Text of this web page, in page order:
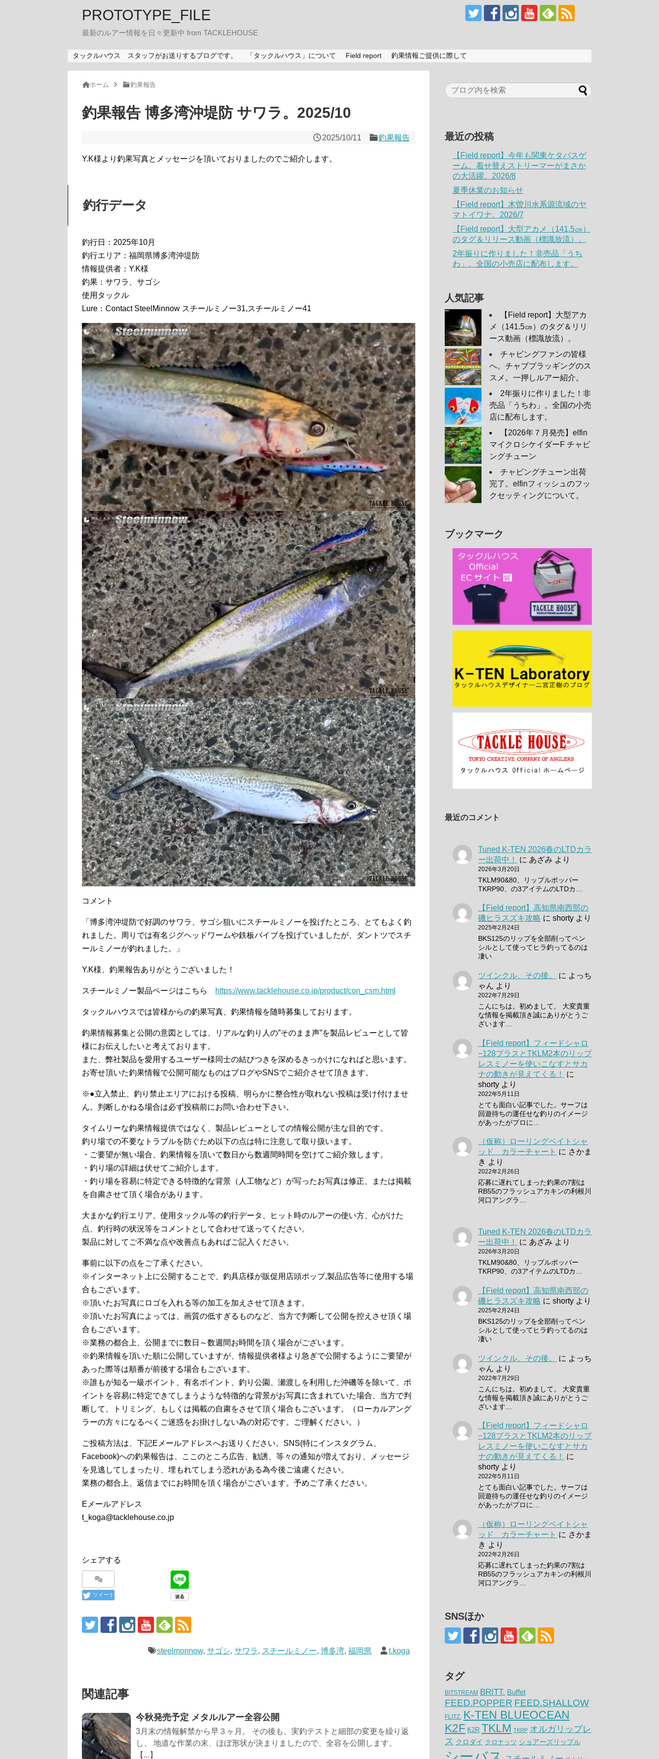
PROTOTYPE_FILE
最新のルアー情報を日々更新中 from TACKLEHOUSE
タックルハウス スタッフがお送りするブログです。 「タックルハウス」について Field report 釣果情報ご提供に際して
ホーム 釣果報告
釣果報告 博多湾沖堤防 サワラ。2025/10
2025/10/11 釣果報告
Y.K様より釣果写真とメッセージを頂いておりましたのでご紹介します。
釣行データ
釣行日：2025年10月
釣行エリア：福岡県博多湾沖堤防
情報提供者：Y.K様
釣果：サワラ、サゴシ
使用タックル
Lure：Contact SteelMinnow スチールミノー31,スチールミノー41
コメント
「博多湾沖堤防で好調のサワラ、サゴシ狙いにスチールミノーを投げたところ、とてもよく釣
れました。周りでは有名ジグヘッドワームや鉄板バイブを投げていましたが、ダントツでスチ
ールミノーが釣れました。」
Y.K様、釣果報告ありがとうございました！
スチールミノー製品ページはこちら https://www.tacklehouse.co.jp/product/con_csm.html
タックルハウスでは皆様からの釣果写真、釣果情報を随時募集しております。
釣果情報募集と公開の意図としては、リアルな釣り人の”そのまま声”を製品レビューとして皆
様にお伝えしたいと考えております。
また、弊社製品を愛用するユーザー様同士の結びつきを深めるきっかけになればと思います。
お寄せ頂いた釣果情報で公開可能なものはブログやSNSでご紹介させて頂きます。
※●立入禁止、釣り禁止エリアにおける投稿、明らかに整合性が取れない投稿は受け付けませ
ん。判断しかねる場合は必ず投稿前にお問い合わせ下さい。
タイムリーな釣果情報提供ではなく、製品レビューとしての情報公開が主な目的です。
釣り場での不要なトラブルを防ぐため以下の点は特に注意して取り扱います。
・ご要望が無い場合、釣果情報を頂いて数日から数週間時間を空けてご紹介致します。
・釣り場の詳細は伏せてご紹介します。
・釣り場を容易に特定できる特徴的な背景（人工物など）が写ったお写真は修正、または掲載
を自粛させて頂く場合があります。
大まかな釣行エリア、使用タックル等の釣行データ、ヒット時のルアーの使い方、心がけた
点、釣行時の状況等をコメントとして合わせて送ってください。
製品に対してご不満な点や改善点もあればご記入ください。
事前に以下の点をご了承ください。
※インターネット上に公開することで、釣具店様が販促用店頭ポップ,製品広告等に使用する場
合もございます。
※頂いたお写真にロゴを入れる等の加工を加えさせて頂きます。
※頂いたお写真によっては、画質の低すぎるものなど、当方で判断して公開を控えさせ頂く場
合もございます。
※業務の都合上、公開までに数日～数週間お時間を頂く場合がございます。
※釣果情報を頂いた順に公開していますが、情報提供者様より急ぎで公開するようにご要望が
あった際等は順番が前後する場合もございます。
※誰もが知る一級ポイント、有名ポイント、釣り公園、瀬渡しを利用した沖磯等を除いて、ポ
イントを容易に特定できてしまうような特徴的な背景がお写真に含まれていた場合、当方で判
断して、トリミング、もしくは掲載の自粛をさせて頂く場合もございます。（ローカルアング
ラーの方々になるべくご迷惑をお掛けしない為の対応です。ご理解ください。）
ご投稿方法は、下記Eメールアドレスへお送りください。SNS(特にインスタグラム、
Facebook)への釣果報告は、ここのところ広告、勧誘、等々の通知が増えており、メッセージ
を見逃してしまったり、埋もれてしまう恐れがある為今後ご遠慮ください。
業務の都合上、返信までにお時間を頂く場合がございます。予めご了承ください。
Eメールアドレス
t_koga@tacklehouse.co.jp
シェアする
ツイート
steelmonnow, サゴシ, サワラ, スチールミノー, 博多湾, 福岡県 t.koga
関連記事
今秋発売予定 メタルルアー全容公開
3月末の情報解禁から早３ヶ月。 その後も、実釣テストと細部の変更を繰り返
し、 地道な作業の末、ほぼ形状が決まりましたので、全容を公開します。
【...】
最近の投稿
【Field report】今年も関東ケタバスゲ
ーム。着せ替えストリーマーがまさか
の大活躍。2026/8
夏季休業のお知らせ
【Field report】木曽川水系源流域のヤ
マトイワナ。2026/7
【Field report】大型アカメ（141.5㎝）
のタグ＆リリース動画（標識放流）。
2年振りに作りました！非売品「うち
わ」。全国の小売店に配布します。
人気記事
【Field report】大型アカ
メ（141.5㎝）のタグ＆リリ
ース動画（標識放流）。
チャビングファンの皆様
へ。チャブプラッギングのス
スメ。一押しルアー紹介。
2年振りに作りました！非
売品「うちわ」。全国の小売
店に配布します。
【2026年７月発売】elfin
マイクロシケイダーF チャビ
ングチューン
チャビングチューン出荷
完了。elfinフィッシュのフッ
クセッティングについて。
ブックマーク
最近のコメント
Tuned K-TEN 2026春のLTDカラ
ー出荷中！
に あざみ より
2026年3月20日
TKLM90&80、リップルポッパー
TKRP90、の3アイテムのLTDカ…
【Field report】高知県南西部の
磯ヒラスズキ攻略 に shorty より
2025年2月24日
BKS125のリップを全部削ってペン
シルとして使ってヒラ釣ってるのは
凄い
ツインクル、その後。 に よっち
ゃん より
2022年7月29日
こんにちは。初めまして。 大変貴重
な情報を掲載頂き誠にありがとうご
ざいます…
【Field report】フィードシャロ
−128プラスとTKLM2本のリップ
レスミノーを使いこなすとサカ
ナの動きが見えてくる！
に
shorty より
2022年5月11日
とても面白い記事でした。サーフは
回遊待ちの運任せな釣りのイメージ
があったがプロに…
（仮称）ローリングベイトシャ
ッド カラーチャート に さかま
き より
2022年2月26日
応募に遅れてしまった釣果の7割は
RB55のフラッシュアカキンの利根川
河口アングラ…
Tuned K-TEN 2026春のLTDカラ
ー出荷中！
に あざみ より
2026年3月20日
TKLM90&80、リップルポッパー
TKRP90、の3アイテムのLTDカ…
【Field report】高知県南西部の
磯ヒラスズキ攻略 に shorty より
2025年2月24日
BKS125のリップを全部削ってペン
シルとして使ってヒラ釣ってるのは
凄い
ツインクル、その後。 に よっち
ゃん より
2022年7月29日
こんにちは。初めまして。 大変貴重
な情報を掲載頂き誠にありがとうご
ざいます…
【Field report】フィードシャロ
−128プラスとTKLM2本のリップ
レスミノーを使いこなすとサカ
ナの動きが見えてくる！
に
shorty より
2022年5月11日
とても面白い記事でした。サーフは
回遊待ちの運任せな釣りのイメージ
があったがプロに…
（仮称）ローリングベイトシャ
ッド カラーチャート に さかま
き より
2022年2月26日
応募に遅れてしまった釣果の7割は
RB55のフラッシュアカキンの利根川
河口アングラ…
SNSほか
タグ
BITSTREAM BRITT. Buffet
FEED.POPPER FEED.SHALLOW
FLITZ. K-TEN BLUEOCEAN
K2F K2R TKLM TKRP オルガリップレ
ス クロダイ クロナッツ ショアーズリップル